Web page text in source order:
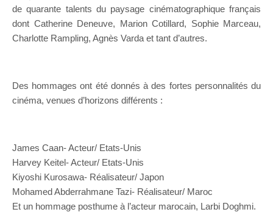
de quarante talents du paysage cinématographique français
dont Catherine Deneuve, Marion Cotillard, Sophie Marceau,
Charlotte Rampling, Agnès Varda et tant d’autres.
Des hommages ont été donnés à des fortes personnalités du
cinéma, venues d’horizons différents :
James Caan- Acteur/ Etats-Unis
Harvey Keitel- Acteur/ Etats-Unis
Kiyoshi Kurosawa- Réalisateur/ Japon
Mohamed Abderrahmane Tazi- Réalisateur/ Maroc
Et un hommage posthume à l’acteur marocain, Larbi Doghmi.